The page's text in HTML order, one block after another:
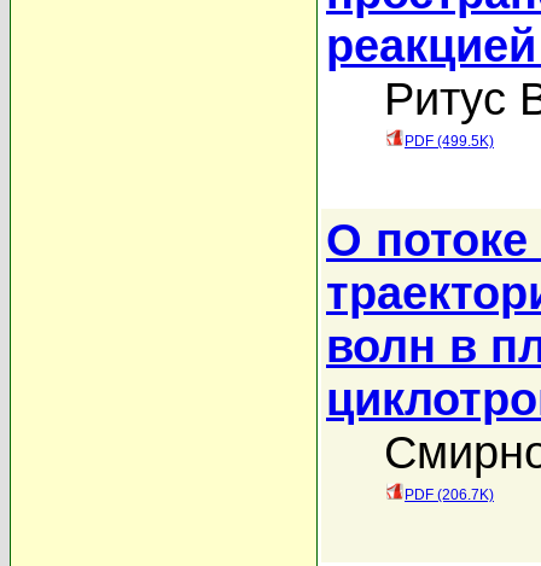
Ритус
PDF (499.5K)
О
волн в
PDF (206.7K)